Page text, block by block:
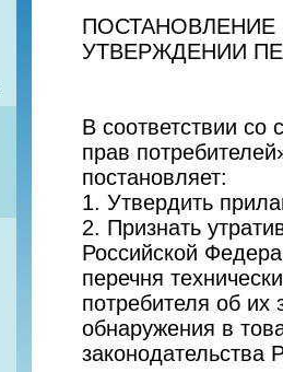
ПОСТАНОВЛЕНИЕ
УТВЕРЖДЕНИИ
В соответствии со
прав
постановляет:
1. Утвердить
2. Признать
Российской
перечня
потребителя об
обнаружения в
законодательства